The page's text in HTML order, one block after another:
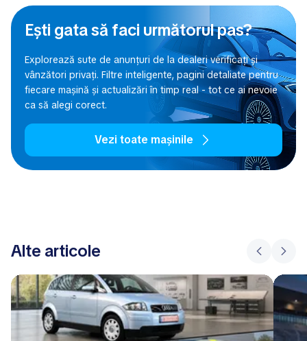
Ești gata să faci următorul pas?
Explorează sute de anunțuri de la dealeri verificați și
vânzători privați. Filtre inteligente, pagini detaliate pentru
fiecare mașină și actualizări în timp real - tot ce ai nevoie
ca să alegi corect.
Vezi toate mașinile
Alte articole